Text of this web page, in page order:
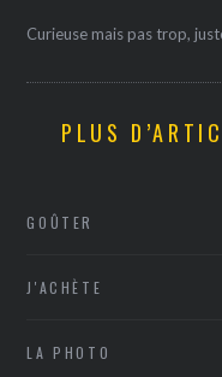
Curieuse mais pas trop,
PLUS
GOÛTER
J'ACHÈTE
LA PHOTO